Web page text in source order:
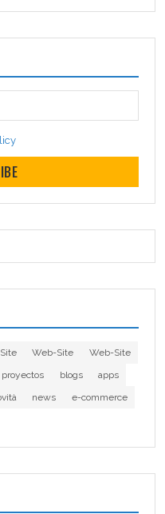
Web-Site
Web-Site
proyectos blogs
apps
news
e-commerce